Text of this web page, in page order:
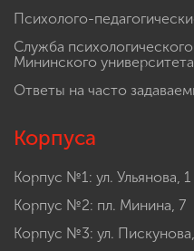
Психолого-
Служба
Мининского университета
Ответы на часто
Корпуса
Корпус №1: ул. Ульянова, 1
Корпус №2: пл. Минина, 7
Корпус №3: ул.